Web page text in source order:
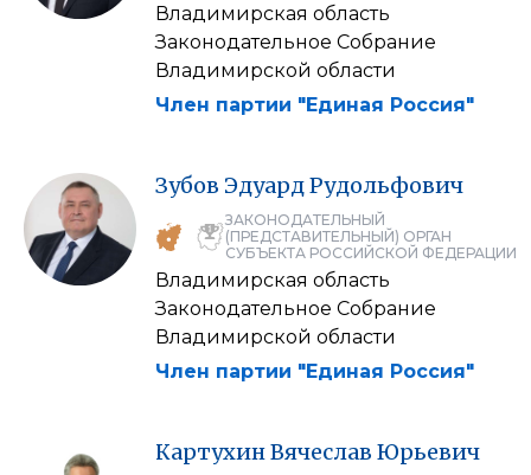
Владимирская область
Законодательное Собрание
Владимирской области
Член партии "Единая Россия"
Зубов ЭдуардРудольфович
ЗАКОНОДАТЕЛЬНЫЙ
(ПРЕДСТАВИТЕЛЬНЫЙ) ОРГАН
СУБЪЕКТА РОССИЙСКОЙ ФЕДЕРАЦИИ
Владимирская область
Законодательное Собрание
Владимирской области
Член партии "Единая Россия"
КартухинВячеслав Юрьевич